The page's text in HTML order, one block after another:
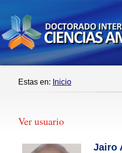
Estas en: Inicio
Ver usuario
Jairo